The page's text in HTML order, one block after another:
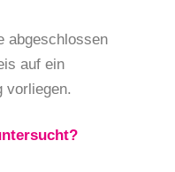
abgeschlossen
auf ein
vorliegen.